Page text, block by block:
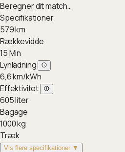
Beregner dit match…
Specifikationer
579km
Rækkevidde
15Min
Lynladning
6,6km/kWh
Effektivitet
605liter
Bagage
1000kg
Træk
Vis flere specifikationer ▼